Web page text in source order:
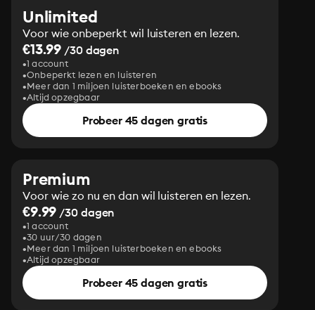
Unlimited
Voor wie onbeperkt wil luisteren en lezen.
€13.99 /30 dagen
1 account
Onbeperkt lezen en luisteren
Meer dan 1 miljoen luisterboeken en ebooks
Altijd opzegbaar
Probeer 45 dagen gratis
Premium
Voor wie zo nu en dan wil luisteren en lezen.
€9.99 /30 dagen
1 account
30 uur/30 dagen
Meer dan 1 miljoen luisterboeken en ebooks
Altijd opzegbaar
Probeer 45 dagen gratis